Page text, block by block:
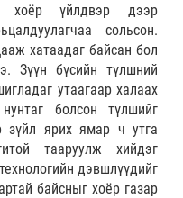
хоёр үйлдвэр дээр
сольсон.
хатаадаг байсан бол
Зүүн бүсийн түлшний
утаагаар халаах
болсон түлшийг
ярих ямар ч утга
тааруулж хийдэг
дэвшлүүдийг
байсныг хоёр газар